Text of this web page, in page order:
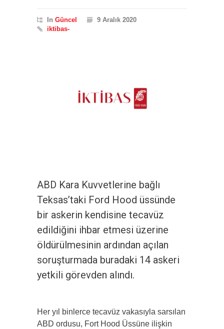
In Güncel
9 Aralık 2020
iktibas-
ABD Kara Kuvvetlerine bağlı
Teksas’taki Ford Hood üssünde
bir askerin kendisine tecavüz
edildiğini ihbar etmesi üzerine
öldürülmesinin ardından açılan
soruşturmada buradaki 14 askeri
yetkili görevden alındı.
Her yıl binlerce tecavüz vakasıyla sarsılan
ABD ordusu, Fort Hood Üssüne ilişkin